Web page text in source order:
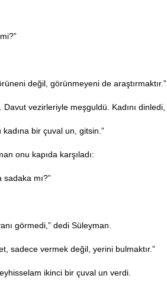
değil, görünmeyeni de araştırmaktır.”
Davut vezirleriyle meşguldü. Kadını
bir çuval un, gitsin.”
onu kapıda karşıladı:
sadaka mı?”
görmedi,” dedi Süleyman.
sadece vermek değil, yerini bulmaktır.”
ikinci bir çuval un verdi.